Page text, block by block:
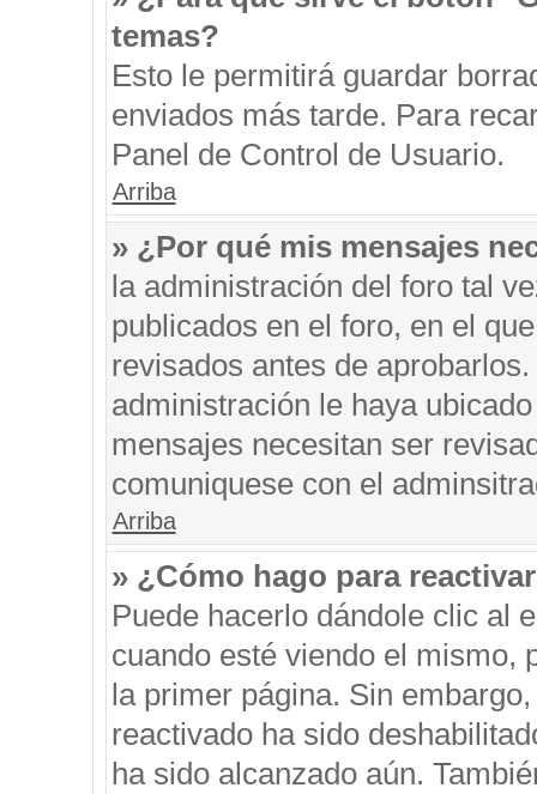
temas?
Esto le permitirá guardar
enviados más tarde. Para
Panel de Control de Usuario.
Arriba
» ¿Por qué mis mensajes
la administración del foro tal
publicados en el foro, en el
revisados antes de
administración le haya
mensajes necesitan ser
comuniquese con el
Arriba
» ¿Cómo hago para
Puede hacerlo dándole clic al
cuando esté viendo el mismo,
la primer página. Sin
reactivado ha sido
ha sido alcanzado aún.